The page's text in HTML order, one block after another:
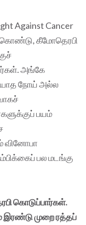
Against Cancer
கீமோதெரபி
அங்கே
நோய் அல்ல
பயம்
வினோபா
பல மடங்கு
கொடுப்பார்கள்.
இரண்டு முறை ரத்தப்